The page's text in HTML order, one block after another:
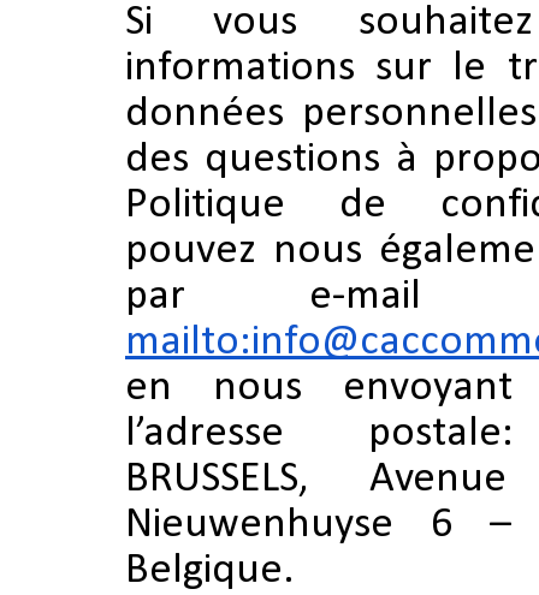
Si vous
informations sur le
données
des questions à
Politique de
pouvez nous
par e-mail à
en nous
l’adresse postale:
BRUSSELS,
Nieuwenhuyse 6 –
Belgique.